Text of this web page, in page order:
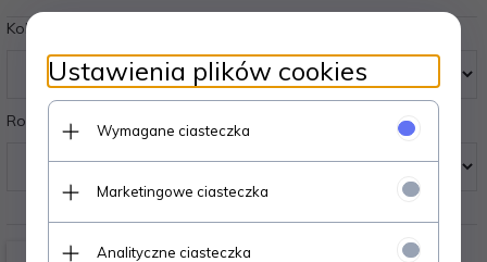
Kolory:
Rozmiary:
Ustawienia plików cookies
Wymagane ciasteczka
Marketingowe ciasteczka
Analityczne ciasteczka